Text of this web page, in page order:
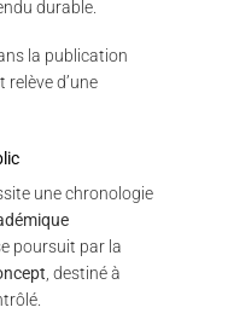
durable.
la publication
relève d’une
une chronologie
poursuit par la
, destiné à